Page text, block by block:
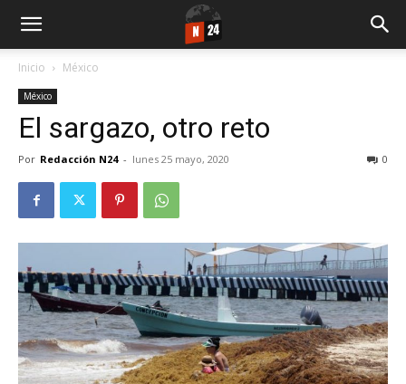
Inicio México
México
El sargazo, otro reto
Por Redacción N24 - lunes 25 mayo, 2020 0